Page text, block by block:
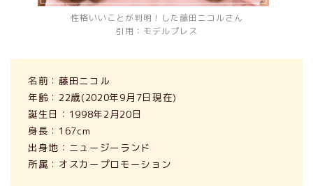
性格いいことが判明！した藤田ニコルさん
引用：モデルプレス
名前：藤田ニコル
年齢：22歳(2020年9月7日現在)
誕生日：1998年2月20日
身長：167cm
出身地：ニュージーランド
所属：オスカープロモーション